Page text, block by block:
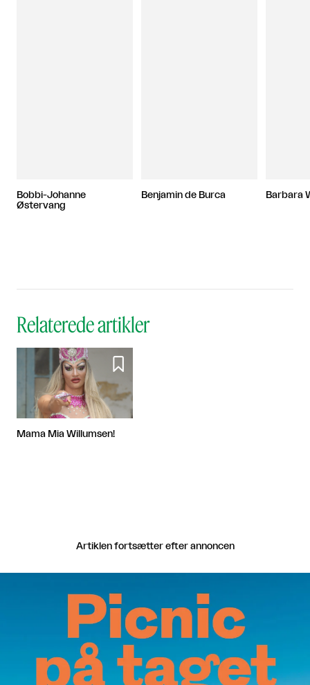
Bobbi-Johanne
Østervang
Benjamin de Burca Barbara
Relaterede artikler

Mama Mia Willumsen!
Artiklen fortsætter efter annoncen